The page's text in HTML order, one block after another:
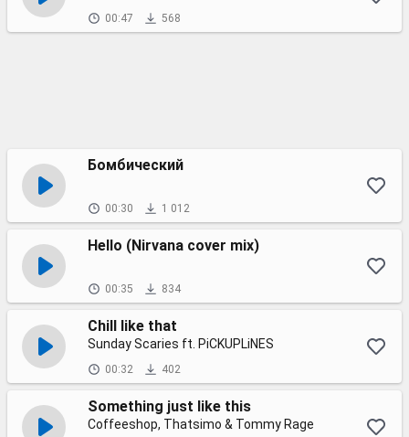
00:47 568
Бомбический
00:30 1 012
Hello (Nirvana cover mix)
00:35 834
Chill like that
Sunday Scaries ft. PiCKUPLiNES
00:32 402
Something just like this
Coffeeshop, Thatsimo & Tommy Rage